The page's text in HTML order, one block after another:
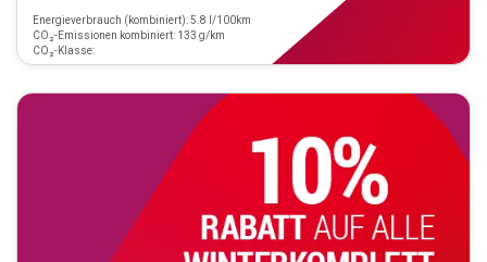
Energieverbrauch (kombiniert): 5.8 l/100km
CO₂-Emissionen kombiniert: 133 g/km
CO₂-Klasse: